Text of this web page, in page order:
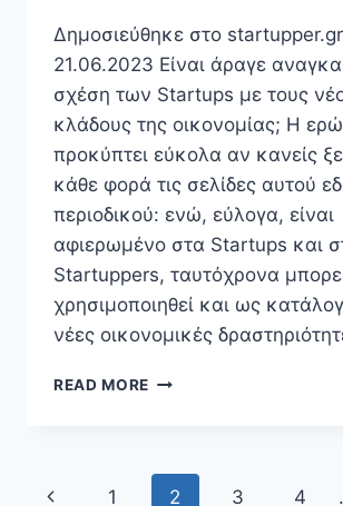
Δημοσιεύθηκε στο
21.06.2023 Είναι άραγε
σχέση των Startups με τους
κλάδους της οικονομίας; Η
προκύπτει εύκολα αν κανείς
κάθε φορά τις σελίδες αυτού
περιοδικού: ενώ, εύλογα, είναι
αφιερωμένο στα Startups και
Startuppers, ταυτόχρονα
χρησιμοποιηθεί και ως
νέες οικονομικές
READ MORE ΤΑ
ΝΈΟΙ
ΚΛΆΔΟΙ
Page
Previous
1 2 3 4